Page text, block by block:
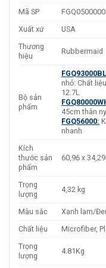
Mã SP
FGQ0500000
Xuất xứ
USA
Thương
hiệu
Rubbermaid
Bộ sản
phẩm
nhỏ: Chất
12.7L
45cm thân
FGQ56000:
nhanh
Kích
thước sản
phẩm
60,96 x
Trọng
lượng
4,32 kg
Màu sắc
Xanh lam/
Chất liệu
Microfiber,
Trọng
lượng
4.81Kg